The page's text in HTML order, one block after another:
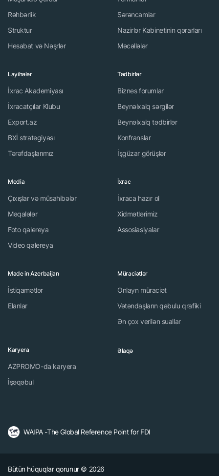
Rəhbərlik
Struktur
Hesabat və Nəşrlər
Sərəncamlar
Nazirlər Kabinetinin qərarları
Məcəllələr
Layihələr
İxrac Akademiyası
İxracatçılar Klubu
Export.az
BXİ strategiyası
Tərəfdaşlarımız
Tədbirlər
Biznes forumlar
Beynəlxalq sərgilər
Beynəlxalq tədbirlər
Konfranslar
İşgüzar görüşlər
Media
Çıxışlar və müsahibələr
Məqalələr
Foto qalereya
Video qalereya
İxrac
İxraca hazır ol
Xidmətlərimiz
Assosiasiyalar
Made in Azerbaijan
İstiqamətlər
Elanlar
Müraciətlər
Onlayn müraciət
Vətəndaşların qəbulu qrafiki
Ən çox verilən suallar
Karyera
AZPROMO-da karyera
İşəqəbul
Əlaqə
WAIPA -The Global Reference Point for FDI
Bütün hüquqlar qorunur © 2026